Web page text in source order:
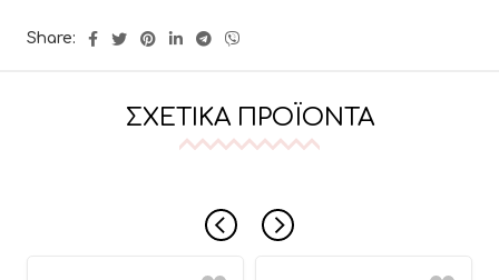
Share:
ΣΧΕΤΙΚΆ ΠΡΟΪΌΝΤΑ